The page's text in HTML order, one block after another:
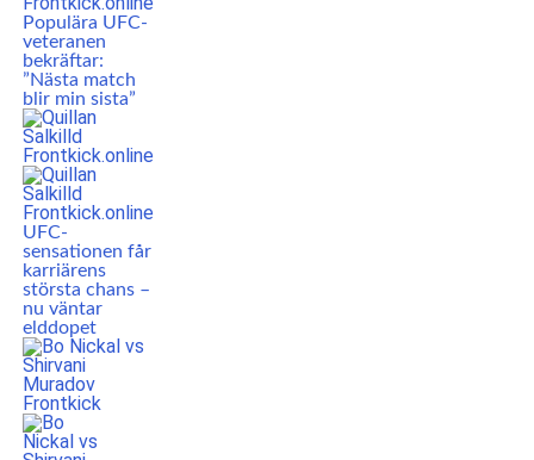
Populära UFC-
veteranen
bekräftar:
”Nästa match
blir min sista”
UFC-
sensationen får
karriärens
största chans –
nu väntar
elddopet